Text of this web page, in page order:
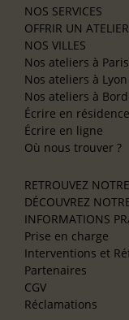
NOS SERVICES
OFFRIR UN ATELIER
NOS VILLES
Nos ateliers à Paris
Nos ateliers à Lyon
Nos ateliers à
Écrire en résidence
Écrire en ligne
Où nous trouver ?
RETROUVEZ
DÉCOUVREZ
INFORMATIONS
Prise en charge
Interventions et
Partenaires
CGV
Réclamations